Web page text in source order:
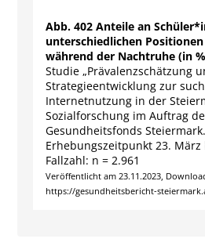
Abb. 402 Anteile an
unterschiedlichen
während der Nachtruhe (in
Studie „Prävalenzschätzung
Strategieentwicklung zur
Internetnutzung in der
Sozialforschung im Auftrag
Gesundheitsfonds Steiermark.
Erhebungszeitpunkt 23. März
Fallzahl: n = 2.961
Veröffentlicht am 23.11.2023,
https://gesundheitsbericht-